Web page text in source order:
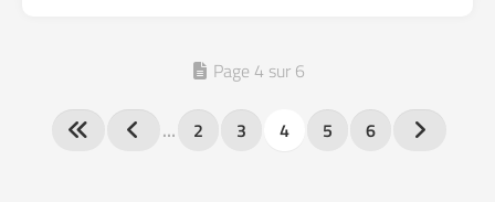
Page 4 sur 6
… 2 3 4 5 6